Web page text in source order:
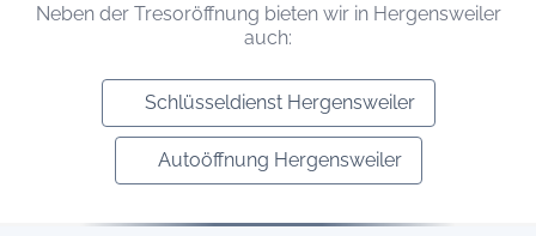
Neben der Tresoröffnung bieten wir in Hergensweiler
auch:
Schlüsseldienst Hergensweiler
Autoöffnung Hergensweiler